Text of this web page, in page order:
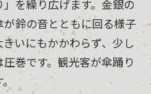
を繰り広げます。金銀の
鈴の音とともに回る様子
いにもかかわらず、少し
巻です。観光客が傘踊り